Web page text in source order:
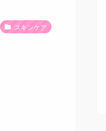
スキンケア